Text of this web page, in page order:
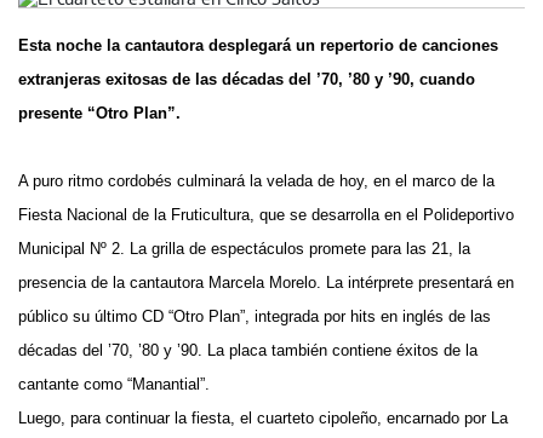
Esta noche la cantautora desplegará un repertorio de canciones
extranjeras exitosas de las décadas del ’70, ’80 y ’90, cuando
presente “Otro Plan”.
A puro ritmo cordobés culminará la velada de hoy, en el marco de la
Fiesta Nacional de la Fruticultura, que se desarrolla en el Polideportivo
Municipal Nº 2. La grilla de espectáculos promete para las 21, la
presencia de la cantautora Marcela Morelo. La intérprete presentará en
público su último CD “Otro Plan”, integrada por hits en inglés de las
décadas del ’70, ’80 y ’90. La placa también contiene éxitos de la
cantante como “Manantial”.
Luego, para continuar la fiesta, el cuarteto cipoleño, encarnado por La